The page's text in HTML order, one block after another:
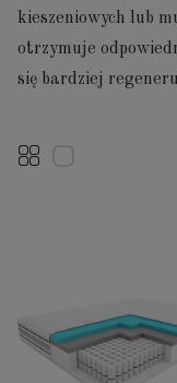
kieszeniowych lub
otrzymuje
się bardziej